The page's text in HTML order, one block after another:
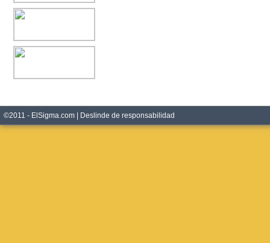
©2011 - ElSigma.com | Deslinde de responsabilidad